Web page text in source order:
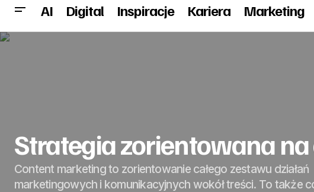
AI Digital Inspiracje Kariera Marketing
Strategia zorientowana
Content marketing to zorientowanie całego zestawu działań
marketingowych i komunikacyjnych wokół treści. To także